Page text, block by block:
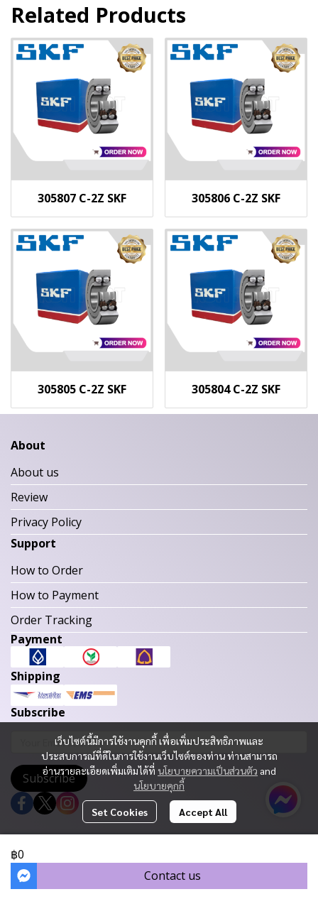
Related Products
305807 C-2Z SKF 305806 C-2Z SKF
305805 C-2Z SKF 305804 C-2Z SKF
฿0
Contact us
เว็บไซต์นี้มีการใช้งานคุกกี้ เพื่อเพิ่มประสิทธิภาพและ
ประสบการณ์ที่ดีในการใช้งานเว็บไซต์ของท่าน ท่านสามารถ
อ่านรายละเอียดเพิ่มเติมได้ที่ นโยบายความเป็นส่วนตัว and
นโยบายคุกกี้
Set Cookies Accept All
About
About us
Review
Privacy Policy
Support
How to Order
How to Payment
Order Tracking
Payment
Shipping
Subscribe
Subscribe
Today Visitor252
Powered By MakeWebEasy